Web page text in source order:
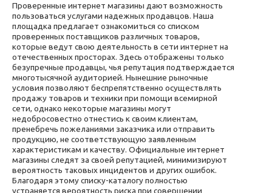
Проверенные интернет магазины дают возможность
пользоваться услугами надежных продавцов. Наша
площадка предлагает ознакомиться со списком
проверенных поставщиков различных товаров,
которые ведут свою деятельность в сети интернет на
отечественных просторах. Здесь отображены только
безупречные продавцы, чья репутация подтверждается
многотысячной аудиторией. Нынешние рыночные
условия позволяют беспрепятственно осуществлять
продажу товаров и техники при помощи всемирной
сети, однако некоторые магазины могут
недобросовестно отнестись к своим клиентам,
пренебречь пожеланиями заказчика или отправить
продукцию, не соответствующую заявленным
характеристикам и качеству. Официальные интернет
магазины следят за своей репутацией, минимизируют
вероятность таковых инцидентов и других ошибок.
Благодаря этому списку-каталогу полностью
устраняется вероятность риска при совершении